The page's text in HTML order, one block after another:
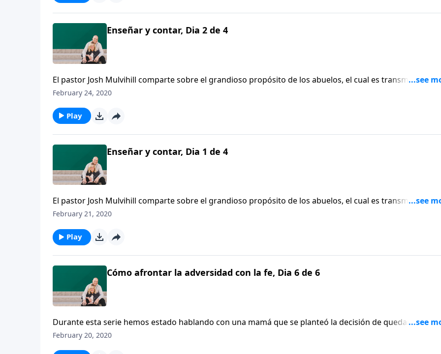
Enseñar y contar, Dia 2 de 4
El pastor Josh Mulvihill comparte sobre el grandioso propósito de los abuelos, el cual es transmitir su fe
la generación que les sigue.
February 24, 2020
Play
Enseñar y contar, Dia 1 de 4
El pastor Josh Mulvihill comparte sobre el grandioso propósito de los abuelos, el cual es transmitir su fe
la generación que les sigue.
February 21, 2020
Play
Cómo afrontar la adversidad con la fe, Dia 6 de 6
Durante esta serie hemos estado hablando con una mamá que se planteó la decisión de quedarse en
para cuidar de su bebé, mientras se preguntaba: “¿Se puede hacer eso? ¿Luego es fácil volver al
February 20, 2020